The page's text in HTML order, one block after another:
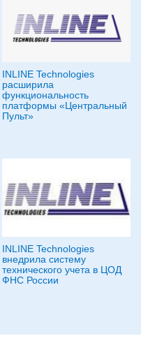
INLINE Technologies
расширила
функциональность
платформы «Центральный
Пульт»
INLINE Technologies
внедрила систему
технического учета в ЦОД
ФНС России